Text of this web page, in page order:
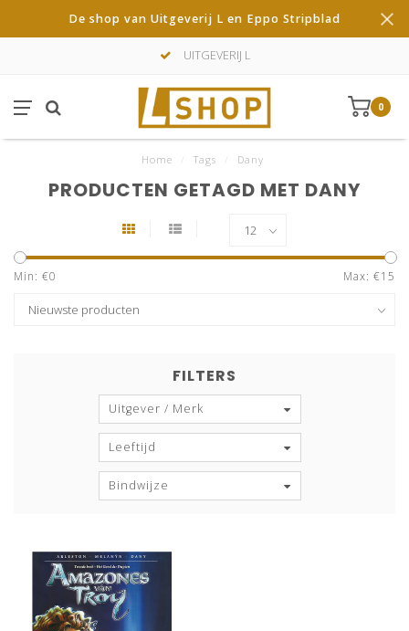
De shop van Uitgeverij L en Eppo Stripblad
UITGEVERIJ L
0
Home Tags Dany
PRODUCTEN GETAGD MET DANY
Min: €0 Max: €15
FILTERS
Uitgever / Merk
Leeftijd
Bindwijze